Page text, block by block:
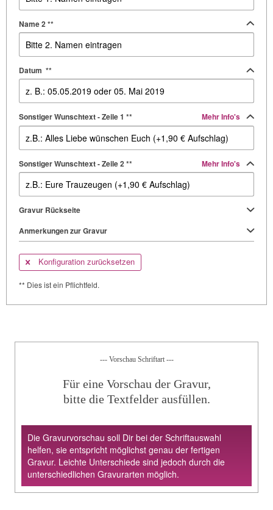
Name 2 **
Datum **
Sonstiger Wunschtext - Zeile 1 ** Mehr Info's
Sonstiger Wunschtext - Zeile 2 ** Mehr Info's
Gravur Rückseite
Anmerkungen zur Gravur
Konfiguration zurücksetzen
** Dies ist ein Pflichtfeld.
--- Vorschau Schriftart ---
Für eine Vorschau der Gravur,
bitte die Textfelder ausfüllen.
Die Gravurvorschau soll Dir bei der Schriftauswahl
helfen, sie entspricht möglichst genau der fertigen
Gravur. Leichte Unterschiede sind jedoch durch die
unterschiedlichen Gravurarten möglich.